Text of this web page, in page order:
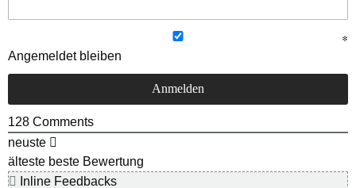
Angemeldet bleiben
128 Comments
neuste
älteste beste Bewertung
Inline Feedbacks